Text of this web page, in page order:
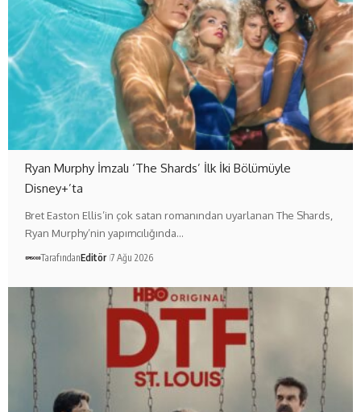
Ryan Murphy İmzalı ‘The Shards’ İlk İki Bölümüyle
Disney+’ta
Bret Easton Ellis’in çok satan romanından uyarlanan The Shards,
Ryan Murphy’nin yapımcılığında…
TarafındanEditör 7 Ağu 2026